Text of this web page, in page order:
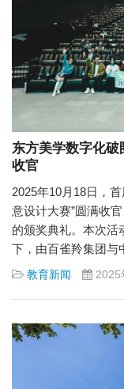
东方美学数字化
收官
2025年10月18日，
意设计大赛”圆满收
的颁奖典礼。本次活
下，由百雀羚集团与
教育新闻 2025